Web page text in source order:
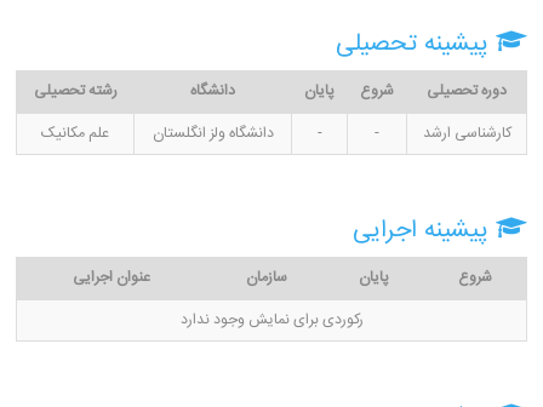
پیشینه تحصیلی
دوره تحصیلی شروع پایان دانشگاه
رشته تحصیلی
کارشناسی ارشد
-
- دانشگاه ولز انگلستان علم مکانیک
پیشینه اجرایی
شروع پایان سازمان
عنوان اجرایی
رکوردی برای نمایش وجود ندارد